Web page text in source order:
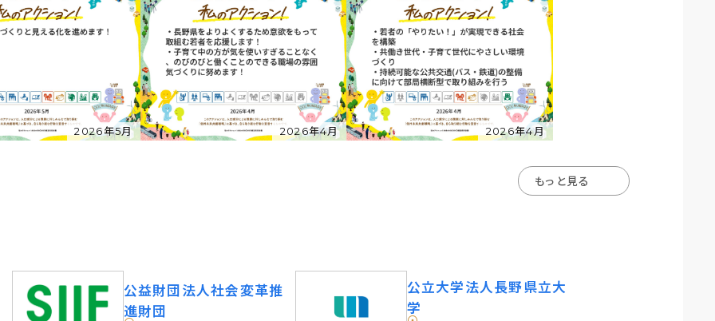
2026年5月 2026年4月 2026年4月
もっと見る
公益財団法人社会変革推
進財団
公立大学法人長野県立大
学